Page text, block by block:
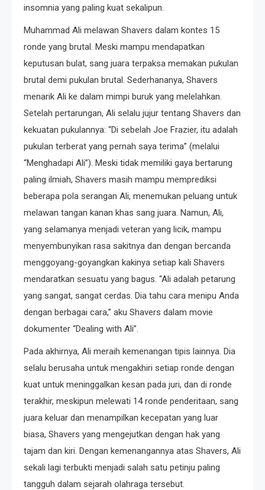
insomnia yang paling kuat sekalipun.
Muhammad Ali melawan Shavers dalam kontes 15
ronde yang brutal. Meski mampu mendapatkan
keputusan bulat, sang juara terpaksa memakan pukulan
brutal demi pukulan brutal. Sederhananya, Shavers
menarik Ali ke dalam mimpi buruk yang melelahkan.
Setelah pertarungan, Ali selalu jujur ​​​​tentang Shavers dan
kekuatan pukulannya: “Di sebelah Joe Frazier, itu adalah
pukulan terberat yang pernah saya terima” (melalui
“Menghadapi Ali”). Meski tidak memiliki gaya bertarung
paling ilmiah, Shavers masih mampu memprediksi
beberapa pola serangan Ali, menemukan peluang untuk
melawan tangan kanan khas sang juara. Namun, Ali,
yang selamanya menjadi veteran yang licik, mampu
menyembunyikan rasa sakitnya dan dengan bercanda
menggoyang-goyangkan kakinya setiap kali Shavers
mendaratkan sesuatu yang bagus. “Ali adalah petarung
yang sangat, sangat cerdas. Dia tahu cara menipu Anda
dengan berbagai cara,” aku Shavers dalam movie
dokumenter “Dealing with Ali”.
Pada akhirnya, Ali meraih kemenangan tipis lainnya. Dia
selalu berusaha untuk mengakhiri setiap ronde dengan
kuat untuk meninggalkan kesan pada juri, dan di ronde
terakhir, meskipun melewati 14 ronde penderitaan, sang
juara keluar dan menampilkan kecepatan yang luar
biasa, Shavers yang mengejutkan dengan hak yang
tajam dan kiri. Dengan kemenangannya atas Shavers, Ali
sekali lagi terbukti menjadi salah satu petinju paling
tangguh dalam sejarah olahraga tersebut.